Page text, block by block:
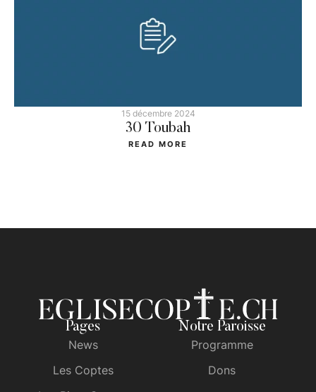
15 décembre 2024
30 Toubah
READ MORE
Pages
News
Les Coptes
Notre Paroisse
Programme
Dons